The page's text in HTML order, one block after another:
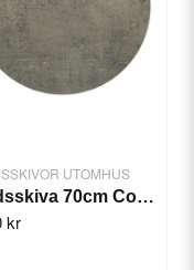
UTOMHUS
Bordsskiva 70cm Concrete
kr